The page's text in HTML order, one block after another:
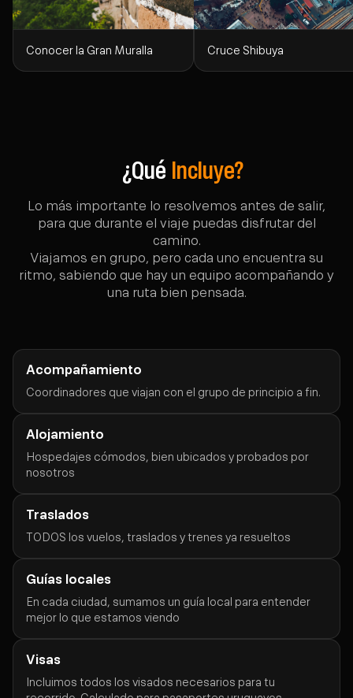
Conocer la Gran Muralla Cruce Shibuya
¿Qué Incluye?
Lo más importante lo resolvemos antes de salir,
para que durante el viaje puedas disfrutar del
camino.
Viajamos en grupo, pero cada uno encuentra su
ritmo, sabiendo que hay un equipo acompañando y
una ruta bien pensada.
Acompañamiento
Coordinadores que viajan con el grupo de principio a fin.
Alojamiento
Hospedajes cómodos, bien ubicados y probados por
nosotros
Traslados
TODOS los vuelos, traslados y trenes ya resueltos
Guías locales
En cada ciudad, sumamos un guía local para entender
mejor lo que estamos viendo
Visas
Incluimos todos los visados necesarios para tu